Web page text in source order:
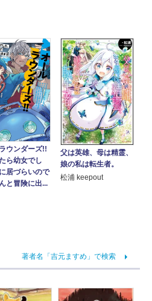
ウンダーズ!!
ら幼女でし
居づらいので
と冒険に出...
父は英雄、母は精霊、
娘の私は転生者。
松浦 keepout
著者名「吉元ますめ」で検索